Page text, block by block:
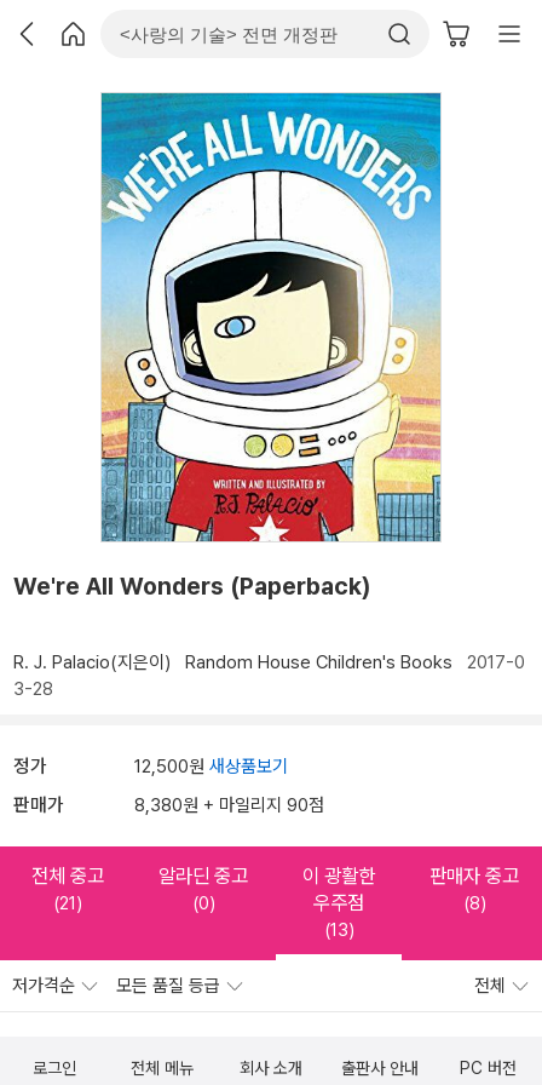
We're All Wonders (Paperback)
R. J. Palacio(지은이) Random House Children's Books 2017-0
3-28
정가 12,500원 새상품보기
판매가 8,380원 + 마일리지 90점
전체 중고
(21)
알라딘 중고
(0)
이 광활한
우주점
(13)
판매자 중고
(8)
저가격순 모든 품질 등급 전체
로그인 전체 메뉴 회사 소개 출판사 안내 PC 버전